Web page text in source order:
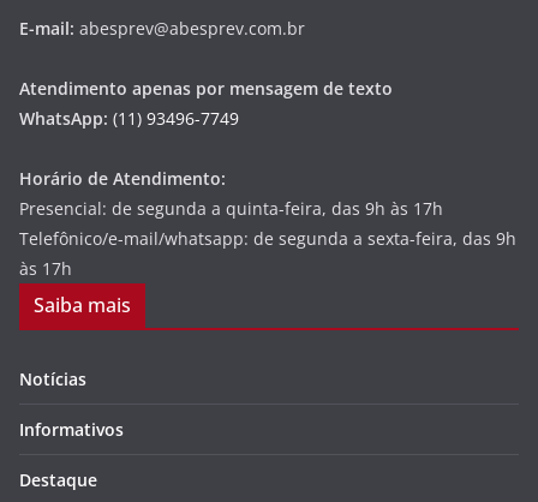
E-mail: abesprev@abesprev.com.br
Atendimento apenas por mensagem de texto
WhatsApp: (11) 93496-7749
Horário de Atendimento:
Presencial: de segunda a quinta-feira, das 9h às 17h
Telefônico/e-mail/whatsapp: de segunda a sexta-feira, das 9h
às 17h
Saiba mais
Notícias
Informativos
Destaque